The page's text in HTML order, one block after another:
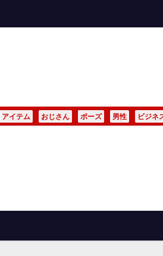
アイテム おじさん ポーズ 男性 ビジネ